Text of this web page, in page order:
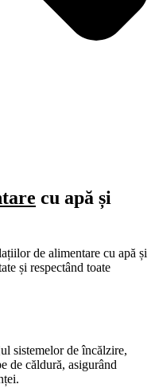
cu apă și
de alimentare cu apă și
și respectând toate
sistemelor de încălzire,
de căldură, asigurând